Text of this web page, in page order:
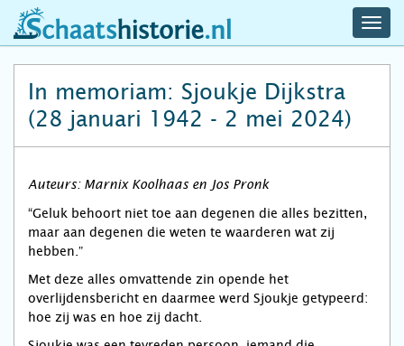
schaatshistorie.nl
In memoriam: Sjoukje Dijkstra
(28 januari 1942 - 2 mei 2024)
Auteurs: Marnix Koolhaas en Jos Pronk
“Geluk behoort niet toe aan degenen die alles bezitten,
maar aan degenen die weten te waarderen wat zij
hebben.”
Met deze alles omvattende zin opende het
overlijdensbericht en daarmee werd Sjoukje getypeerd:
hoe zij was en hoe zij dacht.